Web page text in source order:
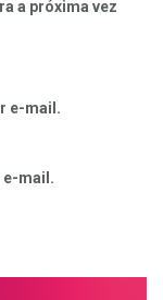
a próxima vez
e-mail.
e-mail.